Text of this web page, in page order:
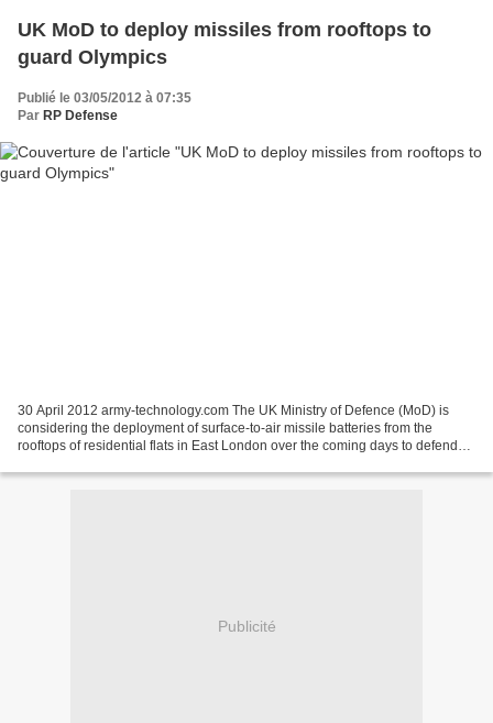
UK MoD to deploy missiles from rooftops to
guard Olympics
Publié le 03/05/2012 à 07:35
Par RP Defense
30 April 2012 army-technology.com The UK Ministry of Defence (MoD) is
considering the deployment of surface-to-air missile batteries from the
rooftops of residential flats in East London over the coming days to defend
Publicité